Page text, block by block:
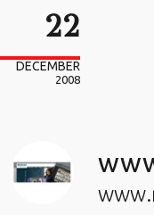
22
DECEMBER
2008